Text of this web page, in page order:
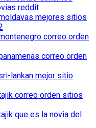
reddit
mejores sitios
correo orden
correo orden
lankan mejor sitio
correo orden sitios
que es la novia del